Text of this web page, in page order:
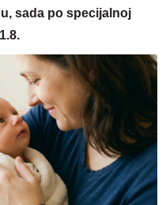
sada po specijalnoj